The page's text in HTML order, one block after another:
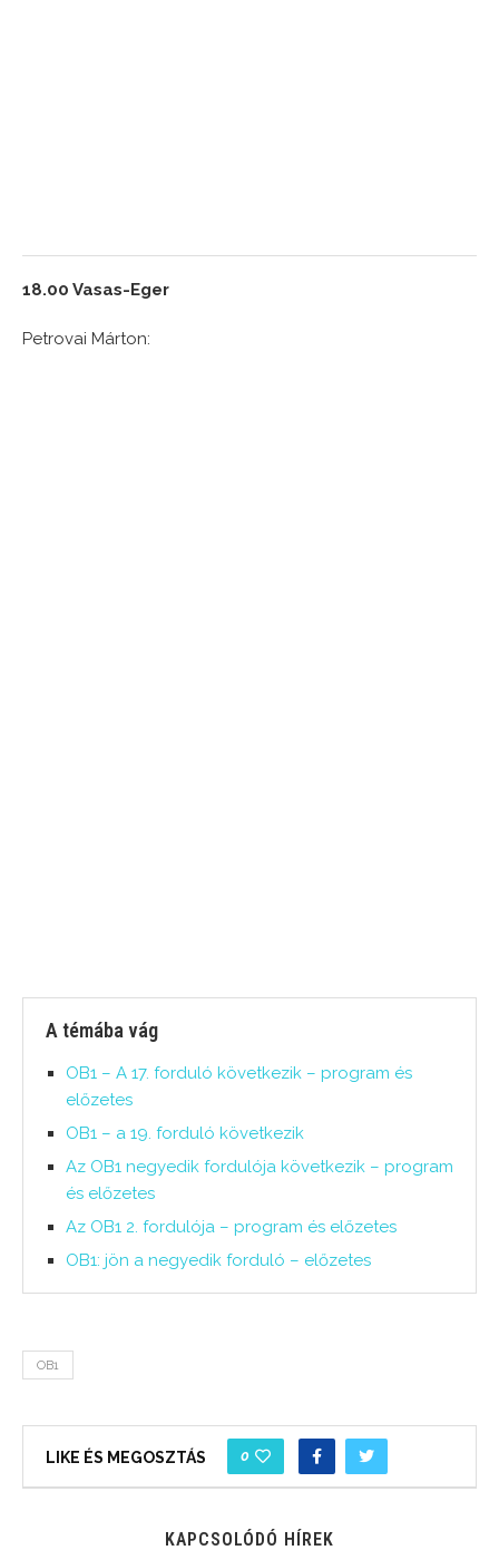
18.00 Vasas-Eger
Petrovai Márton:
A témába vág
OB1 – A 17. forduló következik – program és
előzetes
OB1 – a 19. forduló következik
Az OB1 negyedik fordulója következik – program
és előzetes
Az OB1 2. fordulója – program és előzetes
OB1: jön a negyedik forduló – előzetes
OB1
LIKE ÉS MEGOSZTÁS 0
KAPCSOLÓDÓ HÍREK